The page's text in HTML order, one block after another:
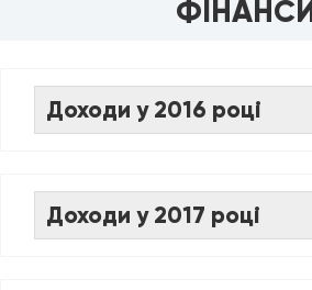
ФІНАНСИ
Доходи у 2016 році
Доходи у 2017 році